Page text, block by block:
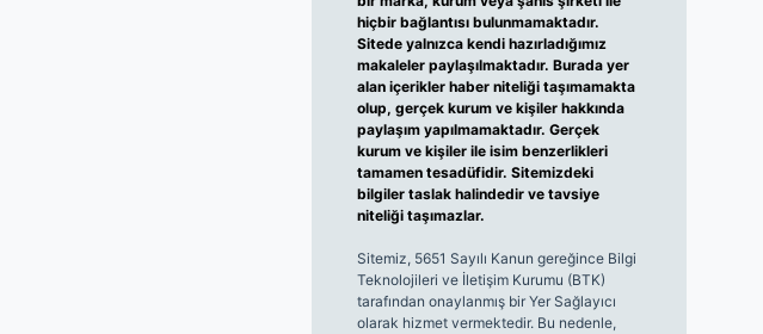
hiçbir bağlantısı bulunmamaktadır.
Sitede yalnızca kendi hazırladığımız
makaleler paylaşılmaktadır. Burada yer
alan içerikler haber niteliği taşımamakta
olup, gerçek kurum ve kişiler hakkında
paylaşım yapılmamaktadır. Gerçek
kurum ve kişiler ile isim benzerlikleri
tamamen tesadüfidir. Sitemizdeki
bilgiler taslak halindedir ve tavsiye
niteliği taşımazlar.
Sitemiz, 5651 Sayılı Kanun gereğince Bilgi
Teknolojileri ve İletişim Kurumu (BTK)
tarafından onaylanmış bir Yer Sağlayıcı
olarak hizmet vermektedir. Bu nedenle,